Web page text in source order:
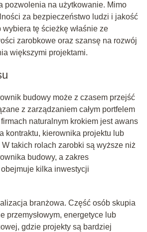
pozwolenia na użytkowanie. Mimo
za bezpieczeństwo ludzi i jakość
tę ścieżkę właśnie ze
zarobkowe oraz szansę na rozwój
większymi projektami.
budowy może z czasem przejść
z zarządzaniem całym portfelem
naturalnym krokiem jest awans
kontraktu, kierownika projektu lub
W takich rolach zarobki są wyższe niż
budowy, a zakres
kilka inwestycji
branżowa. Część osób skupia
przemysłowym, energetyce lub
gdzie projekty są bardziej